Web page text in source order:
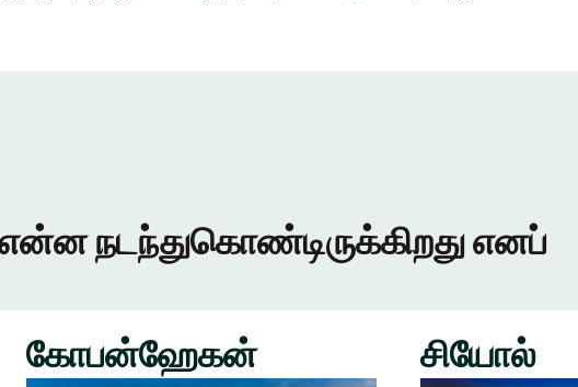
நடந்துகொண்டிருக்கிறது எனப்
கோபன்ஹேகன் சியோல்